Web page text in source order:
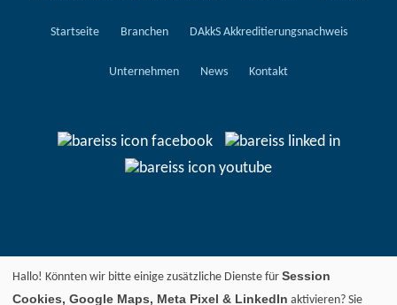
Startseite Branchen DAkkS Akkreditierungsnachweis
Unternehmen News Kontakt
Hallo! Könnten wir bitte einige zusätzliche Dienste für Session
Cookies, Google Maps, Meta Pixel & LinkedIn aktivieren? Sie